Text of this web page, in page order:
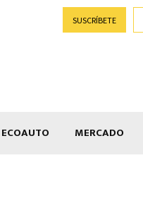
SUSCRÍBETE
ECOAUTO MERCADO